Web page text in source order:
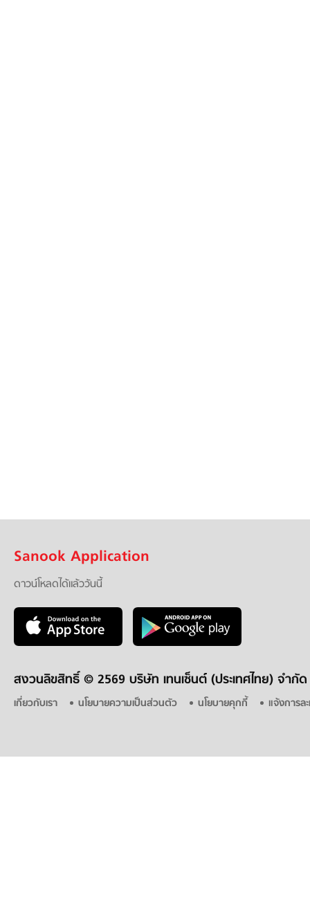
Sanook Application
ดาวน์โหลดได้แล้ววันนี้
สงวนลิขสิทธิ์ © 2569 บริษัท เทนเซ็นต์ (ประเทศไทย) จำกัด
เกี่ยวกับเรา นโยบายความเป็นส่วนตัว นโยบายคุกกี้ แจ้งการล